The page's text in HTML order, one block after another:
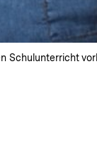
Schulunterricht